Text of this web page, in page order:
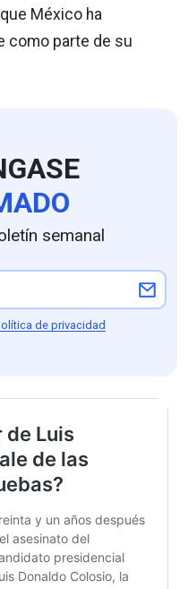
México ha
como parte de su
semanal
de privacidad